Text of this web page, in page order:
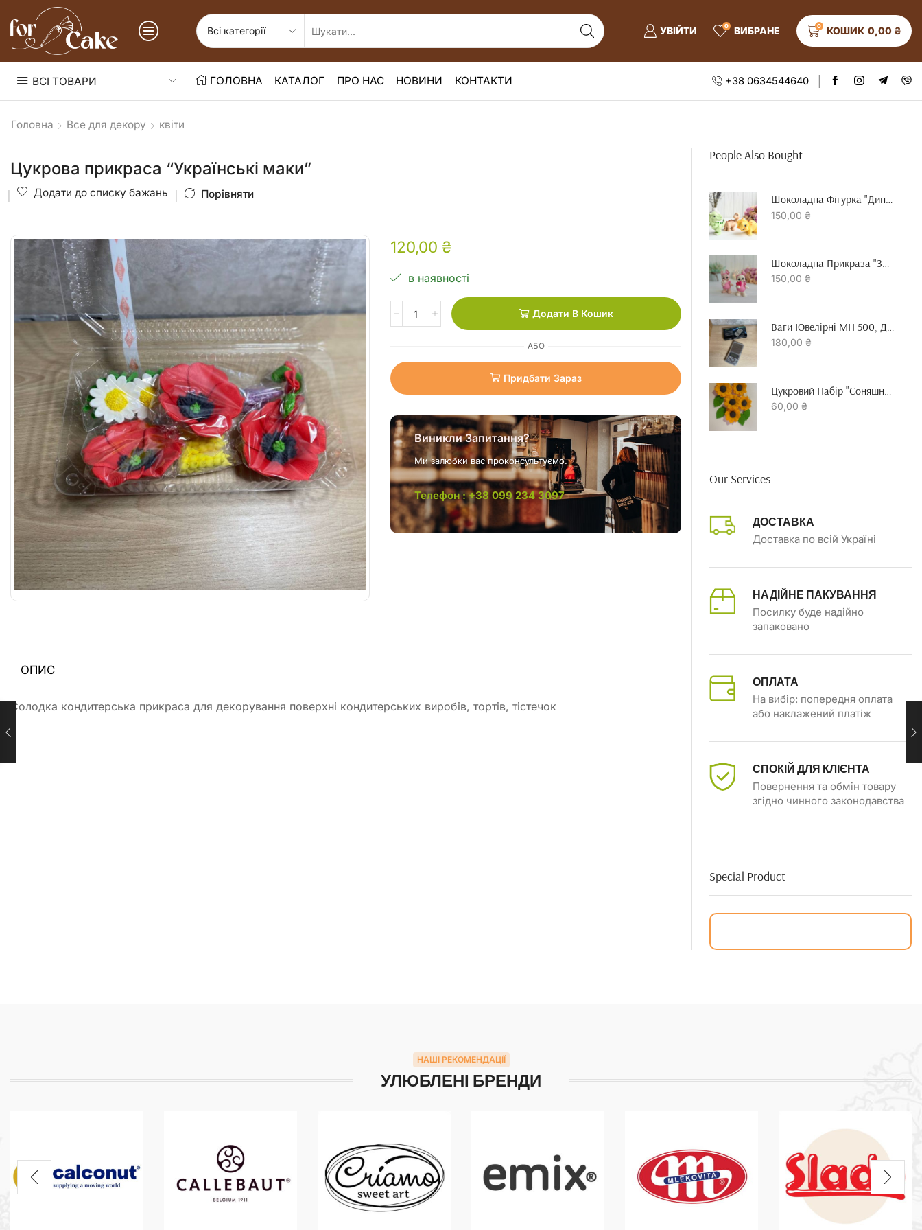
УВІЙТИ 0 ВИБРАНЕ 0 КОШИК 0,00 ₴
ВСІ ТОВАРИ ГОЛОВНА КАТАЛОГ ПРО НАС НОВИНИ КОНТАКТИ +38 0634544640
Головна Все для декору квіти
Цукрова прикраса “Українські маки”
Додати до списку бажань Порівняти
120,00 ₴
в наявності
Додати В Кошик
АБО
Придбати Зараз
Виникли Запитання?
Ми залюбки вас проконсультуємо.
Телефон : +38 099 234 3097
ОПИС
Солодка кондитерська прикраса для декорування поверхні кондитерських виробів, тортів, тістечок
People Also Bought
Шоколадна Фігурка "динозавр"
150,00 ₴
Шоколадна Прикраза "зайчик З Серцем"
150,00 ₴
180,00 ₴
60,00 ₴
Our Services
ДОСТАВКА
Доставка по всій Україні
НАДІЙНЕ ПАКУВАННЯ
Посилку буде надійно
запаковано
ОПЛАТА
На вибір: попередня оплата
або наклажений платіж
СПОКІЙ ДЛЯ КЛІЄНТА
Повернення та обмін товару
згідно чинного законодавства
Special Product
НАШІ РЕКОМЕНДАЦІЇ
УЛЮБЛЕНІ БРЕНДИ